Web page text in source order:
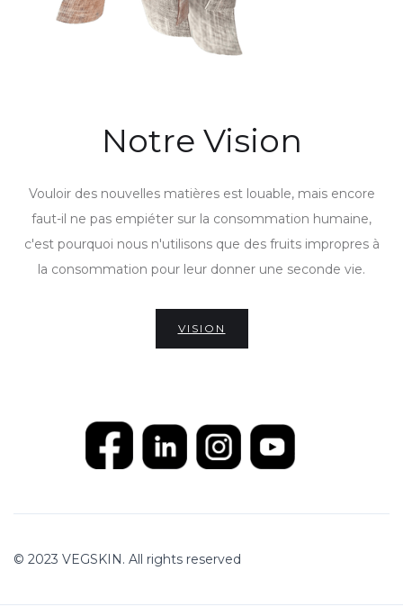
Notre Vision
Vouloir des nouvelles matières est louable, mais encore
faut-il ne pas empiéter sur la consommation humaine,
c'est pourquoi nous n'utilisons que des fruits impropres à
la consommation pour leur donner une seconde vie.
VISION
© 2023 VEGSKIN. All rights reserved